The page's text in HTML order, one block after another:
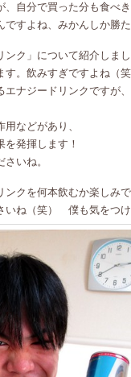
自分で買った分も食べ
ですよね、みかんしか勝
ンク」について紹介しま
す。飲みすぎですよね（
ナジードリンクですが、
などがあり、
発揮します！
いね。
クを何本飲むか楽しみ
いね（笑） 僕も気をつ